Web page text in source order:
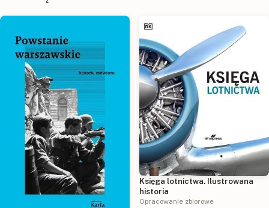
Księga lotnictwa. Ilustrowana
historia
Opracowanie zbiorowe